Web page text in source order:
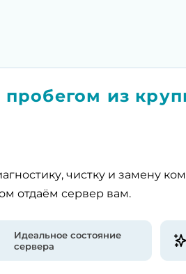
из
чистку и замену
отдаём сервер вам.
Идеальное состояние
сервера